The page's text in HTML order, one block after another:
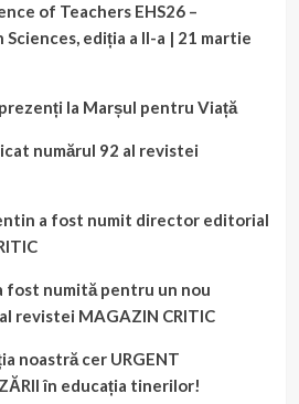
of Teachers EHS26 –
ediția a II-a | 21 martie
la Marșul pentru Viață
numărul 92 al revistei
a fost numit director editorial
fost numită pentru un nou
revistei MAGAZIN CRITIC
noastră cer URGENT
în educația tinerilor!